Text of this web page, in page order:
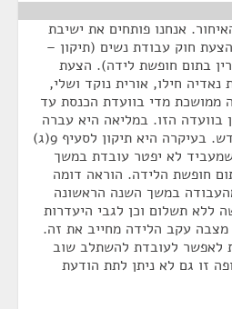
אנחנו פותחים את ישיבת
חוק עבודת נשים (תיקון –
בתום חופשת לידה). הצעת
חילו, אורית נוקד ושלי,
ממושכת מדי בוועדת הכנסת עד
בוועדה הזו. במליאה היא עברה
לפי דעתי לפני למעלה מחודש. בעיקרה היא תיקון לסעיף 9(ג)
לא יפטר עובדת במשך
לאחר תום חופשת הלידה. הוראה דומה
במשך השנה הראשונה
ללא תשלום וכן לגבי היעדרות
עקב הלידה מחייב את זה.
לאפשר לעובדת להשתלב שוב
זו גם לא ניתן לתת הודעת